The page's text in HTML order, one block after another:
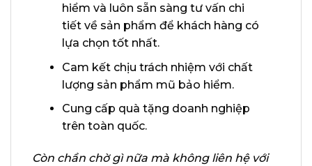
hiểm và luôn sẵn sàng tư vấn chi
tiết về sản phẩm để khách hàng có
lựa chọn tốt nhất.
Cam kết chịu trách nhiệm với chất
lượng sản phẩm mũ bảo hiểm.
Cung cấp quà tặng doanh nghiệp
trên toàn quốc.
Còn chần chờ gì nữa mà không liên hệ với